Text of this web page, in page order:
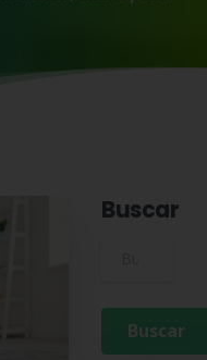
Buscar